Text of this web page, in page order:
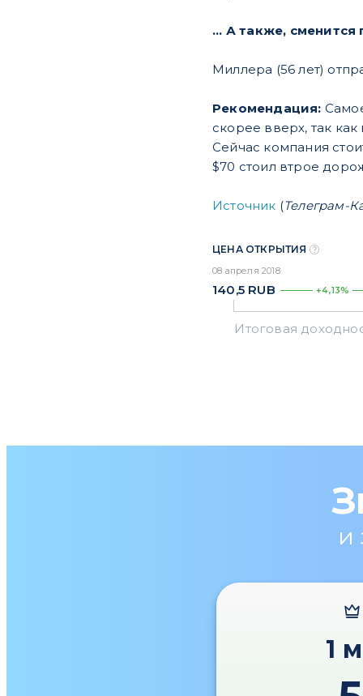
... А также, сменится
Миллера (56 лет)
Рекомендация:
скорее вверх, так
Сейчас компания
$70 стоил втрое
Источник (Телеграм-
ЦЕНА ОТКРЫТИЯ
08 апреля 2018
140,5 RUB +4,13%
и
1